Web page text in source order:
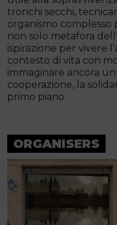
tronchi secchi,
organismo complesso
non solo metafora
ispirazione per vivere
contesto di vita con
immaginare ancora
cooperazione, la
primo piano.
ORGANISERS